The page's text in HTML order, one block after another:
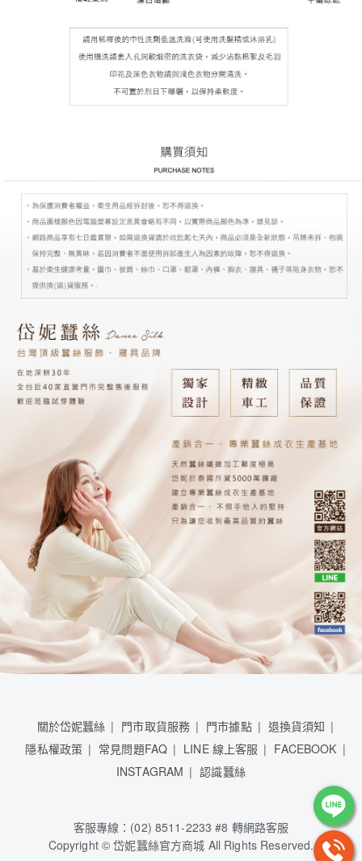
關於岱妮蠶絲 門市取貨服務 門市據點
退換貨須知
隱私權政策
常見問題FAQ LINE 線上客服
FACEBOOK
INSTAGRAM
認識蠶絲
客服專線：(02) 8511-2233 #8 轉網路客服
Copyright © 岱妮蠶絲官方商城 All Rights Reserved.